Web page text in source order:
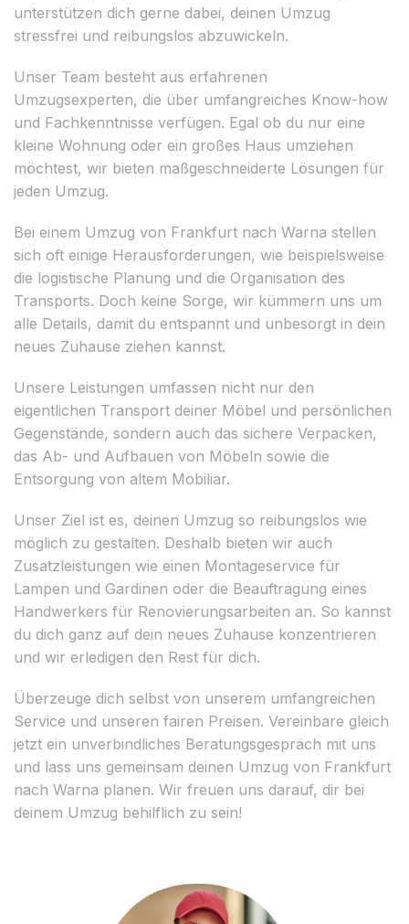
unterstützen dich gerne dabei, deinen Umzug
stressfrei und reibungslos abzuwickeln.
Unser Team besteht aus erfahrenen
Umzugsexperten, die über umfangreiches Know-how
und Fachkenntnisse verfügen. Egal ob du nur eine
kleine Wohnung oder ein großes Haus umziehen
möchtest, wir bieten maßgeschneiderte Lösungen für
jeden Umzug.
Bei einem Umzug von Frankfurt nach Warna stellen
sich oft einige Herausforderungen, wie beispielsweise
die logistische Planung und die Organisation des
Transports. Doch keine Sorge, wir kümmern uns um
alle Details, damit du entspannt und unbesorgt in dein
neues Zuhause ziehen kannst.
Unsere Leistungen umfassen nicht nur den
eigentlichen Transport deiner Möbel und persönlichen
Gegenstände, sondern auch das sichere Verpacken,
das Ab- und Aufbauen von Möbeln sowie die
Entsorgung von altem Mobiliar.
Unser Ziel ist es, deinen Umzug so reibungslos wie
möglich zu gestalten. Deshalb bieten wir auch
Zusatzleistungen wie einen Montageservice für
Lampen und Gardinen oder die Beauftragung eines
Handwerkers für Renovierungsarbeiten an. So kannst
du dich ganz auf dein neues Zuhause konzentrieren
und wir erledigen den Rest für dich.
Überzeuge dich selbst von unserem umfangreichen
Service und unseren fairen Preisen. Vereinbare gleich
jetzt ein unverbindliches Beratungsgespräch mit uns
und lass uns gemeinsam deinen Umzug von Frankfurt
nach Warna planen. Wir freuen uns darauf, dir bei
deinem Umzug behilflich zu sein!